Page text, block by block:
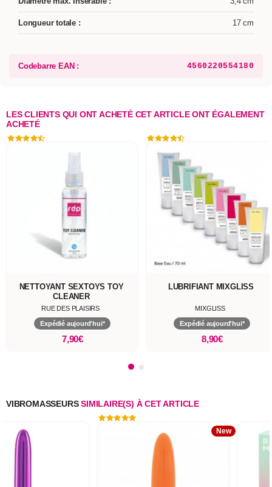
Longueur totale : 17 cm
Codebarre EAN : 4560220554180
LES CLIENTS QUI ONT ACHETÉ CET ARTICLE ONT ÉGALEMENT
ACHETÉ
NETTOYANT SEXTOYS TOY
CLEANER
RUE DES PLAISIRS
Expédié aujourd'hui*
7,90€
LUBRIFIANT MIXGLISS
MIXGLISS
Expédié aujourd'hui*
8,90€
VIBROMASSEURSSIMILAIRE(S) À CET ARTICLE
New